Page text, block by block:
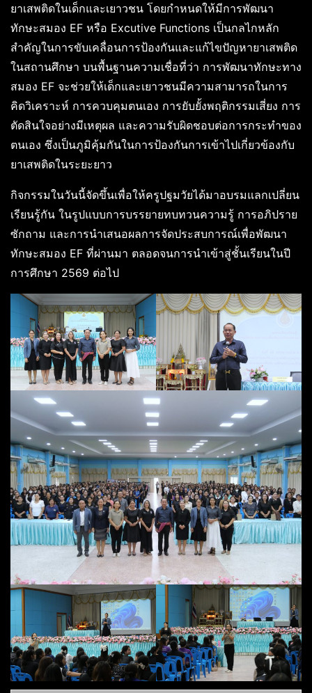
ยาเสพติดในเด็กและเยาวชน โดยกำหนดให้มีการพัฒนา
ทักษะสมอง EF หรือ Excutive Functions เป็นกลไกหลัก
สำคัญในการขับเคลื่อนการป้องกันและแก้ไขปัญหายาเสพติด
ในสถานศึกษา บนพื้นฐานความเชื่อที่ว่า การพัฒนาทักษะทาง
สมอง EF จะช่วยให้เด็กและเยาวชนมีความสามารถในการ
คิดวิเคราะห์ การควบคุมตนเอง การยับยั้งพฤติกรรมเสี่ยง การ
ตัดสินใจอย่างมีเหตุผล และความรับผิดชอบต่อการกระทำของ
ตนเอง ซึ่งเป็นภูมิคุ้มกันในการป้องกันการเข้าไปเกี่ยวข้องกับ
ยาเสพติดในระยะยาว
กิจกรรมในวันนี้จัดขึ้นเพื่อให้ครูปฐมวัยได้มาอบรมแลกเปลี่ยน
เรียนรู้กัน ในรูปแบบการบรรยายทบทวนความรู้ การอภิปราย
ซักถาม และการนำเสนอผลการจัดประสบการณ์เพื่อพัฒนา
ทักษะสมอง EF ที่ผ่านมา ตลอดจนการนำเข้าสู่ชั้นเรียนในปี
การศึกษา 2569 ต่อไป